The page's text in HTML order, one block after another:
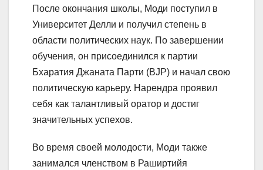
После окончания школы, Моди поступил в
Университет Делли и получил степень в
области политических наук. По завершении
обучения, он присоединился к партии
Бхаратия Джаната Парти (BJP) и начал свою
политическую карьеру. Нарендра проявил
себя как талантливый оратор и достиг
значительных успехов.
Во время своей молодости, Моди также
занимался членством в Раширтийя